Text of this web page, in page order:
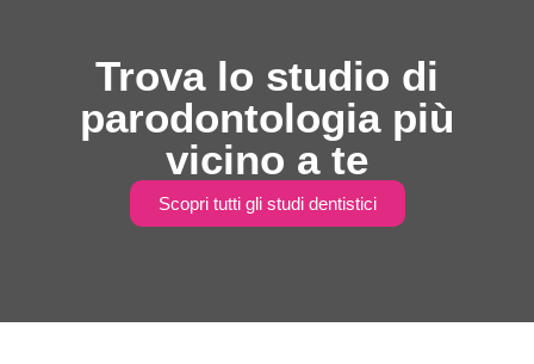
Trova lo studio di
parodontologia più
vicino a te
Scopri tutti gli studi dentistici